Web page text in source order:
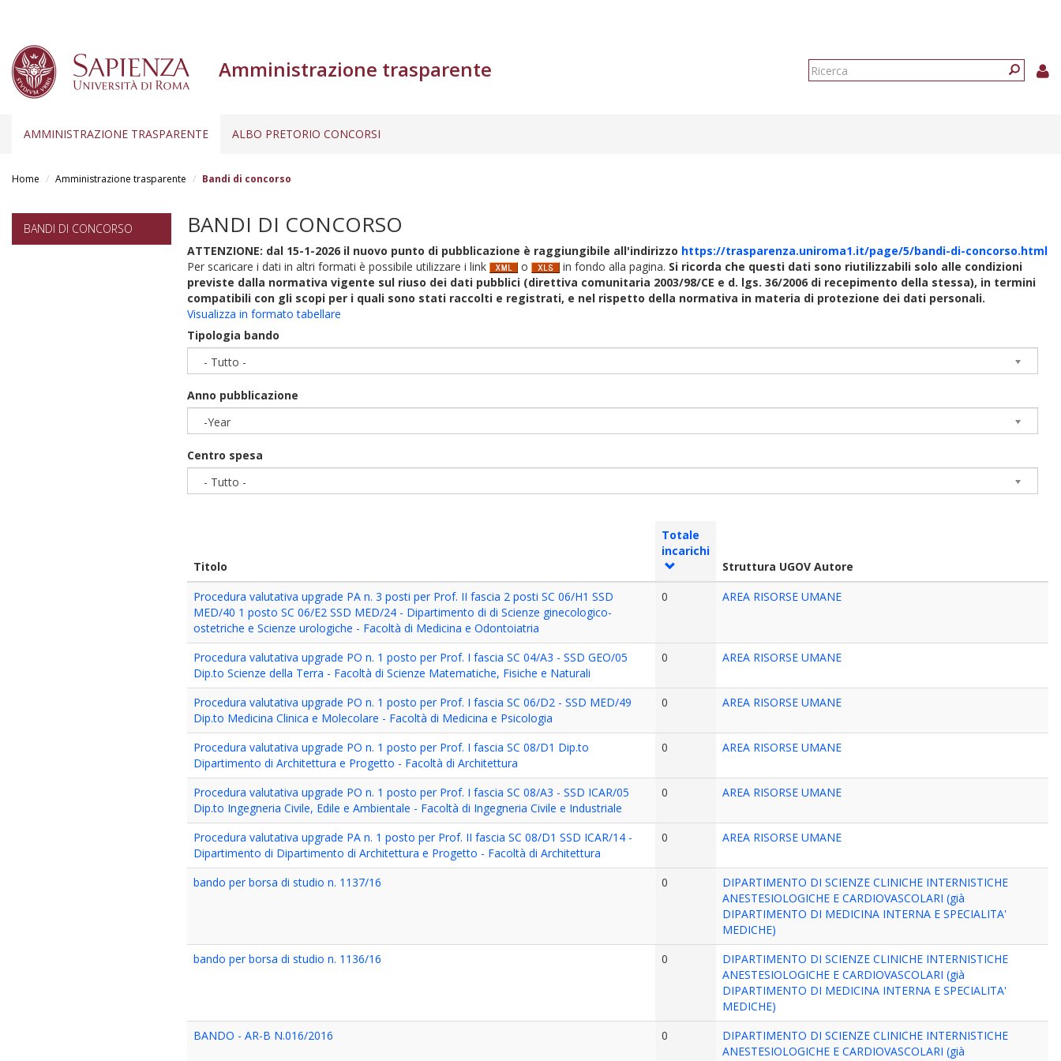
Amministrazione trasparente
Form
AMMINISTRAZIONE TRASPARENTE ALBO PRETORIO CONCORSI
Home Amministrazione trasparente Bandi di concorso
BANDI DI CONCORSO BANDI DI CONCORSO
ATTENZIONE: dal 15-1-2026 il nuovo punto di pubblicazione è raggiungibile all'indirizzo https://trasparenza.uniroma1.it/page/5/bandi-di-concorso.html
Per scaricare i dati in altri formati è possibile utilizzare i link
o in fondo alla pagina. Si ricorda che questi dati sono riutilizzabili solo alle condizioni
previste dalla normativa vigente sul riuso dei dati pubblici (direttiva comunitaria 2003/98/CE e d. lgs. 36/2006 di recepimento della stessa), in termini
compatibili con gli scopi per i quali sono stati raccolti e registrati, e nel rispetto della normativa in materia di protezione dei dati personali.
Visualizza in formato tabellare
Tipologia bando
- Tutto -
Anno pubblicazione
-Year
Centro spesa
- Tutto -
Titolo
Totale
incarichi
Struttura UGOV Autore
Procedura valutativa upgrade PA n. 3 posti per Prof. II fascia 2 posti SC 06/H1 SSD
MED/40 1 posto SC 06/E2 SSD MED/24 - Dipartimento di di Scienze ginecologico-
ostetriche e Scienze urologiche - Facoltà di Medicina e Odontoiatria
0 AREA RISORSE UMANE
Procedura valutativa upgrade PO n. 1 posto per Prof. I fascia SC 04/A3 - SSD GEO/05
Dip.to Scienze della Terra - Facoltà di Scienze Matematiche, Fisiche e Naturali
0 AREA RISORSE UMANE
Procedura valutativa upgrade PO n. 1 posto per Prof. I fascia SC 06/D2 - SSD MED/49
Dip.to Medicina Clinica e Molecolare - Facoltà di Medicina e Psicologia
0 AREA RISORSE UMANE
Procedura valutativa upgrade PO n. 1 posto per Prof. I fascia SC 08/D1 Dip.to
Dipartimento di Architettura e Progetto - Facoltà di Architettura
0 AREA RISORSE UMANE
Procedura valutativa upgrade PO n. 1 posto per Prof. I fascia SC 08/A3 - SSD ICAR/05
Dip.to Ingegneria Civile, Edile e Ambientale - Facoltà di Ingegneria Civile e Industriale
0 AREA RISORSE UMANE
Procedura valutativa upgrade PA n. 1 posto per Prof. II fascia SC 08/D1 SSD ICAR/14 -
Dipartimento di Dipartimento di Architettura e Progetto - Facoltà di Architettura
0 AREA RISORSE UMANE
bando per borsa di studio n. 1137/16 0
DIPARTIMENTO DI SCIENZE CLINICHE INTERNISTICHE
ANESTESIOLOGICHE E CARDIOVASCOLARI (già
DIPARTIMENTO DI MEDICINA INTERNA E SPECIALITA'
MEDICHE)
bando per borsa di studio n. 1136/16
0
DIPARTIMENTO DI SCIENZE CLINICHE INTERNISTICHE
ANESTESIOLOGICHE E CARDIOVASCOLARI (già
DIPARTIMENTO DI MEDICINA INTERNA E SPECIALITA'
MEDICHE)
BANDO - AR-B N.016/2016
0
DIPARTIMENTO DI SCIENZE CLINICHE INTERNISTICHE
ANESTESIOLOGICHE E CARDIOVASCOLARI (già